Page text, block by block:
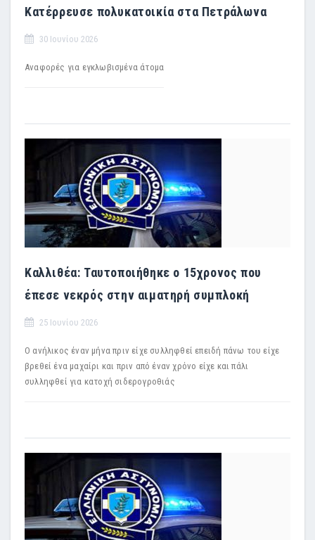
Κατέρρευσε πολυκατοικία στα Πετράλωνα
30 Ιουνίου 2026
Αναφορές για εγκλωβισμένα άτομα
Καλλιθέα: Ταυτοποιήθηκε ο 15χρονος που
έπεσε νεκρός στην αιματηρή συμπλοκή
25 Ιουνίου 2026
Ο ανήλικος έναν μήνα πριν είχε συλληφθεί επειδή πάνω του είχε
βρεθεί ένα μαχαίρι και πριν από έναν χρόνο είχε και πάλι
συλληφθεί για κατοχή σιδερογροθιάς